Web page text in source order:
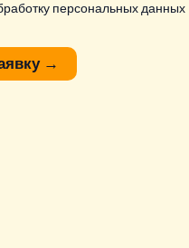
персональных данных
→